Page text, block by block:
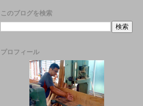
このブログを検索
プロフィール